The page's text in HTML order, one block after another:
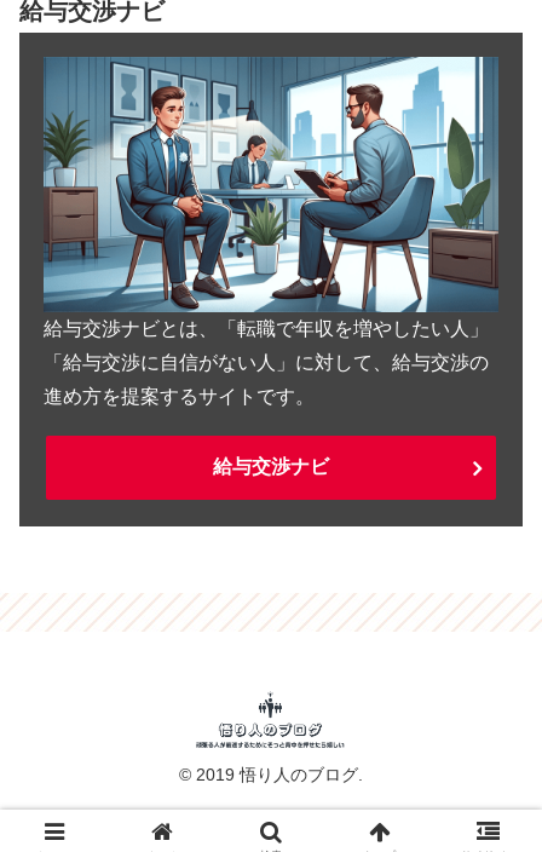
給与交渉ナビ
給与交渉ナビとは、「転職で年収を増やしたい人」
「給与交渉に自信がない人」に対して、給与交渉の
進め方を提案するサイトです。
給与交渉ナビ
© 2019 悟り人のブログ.